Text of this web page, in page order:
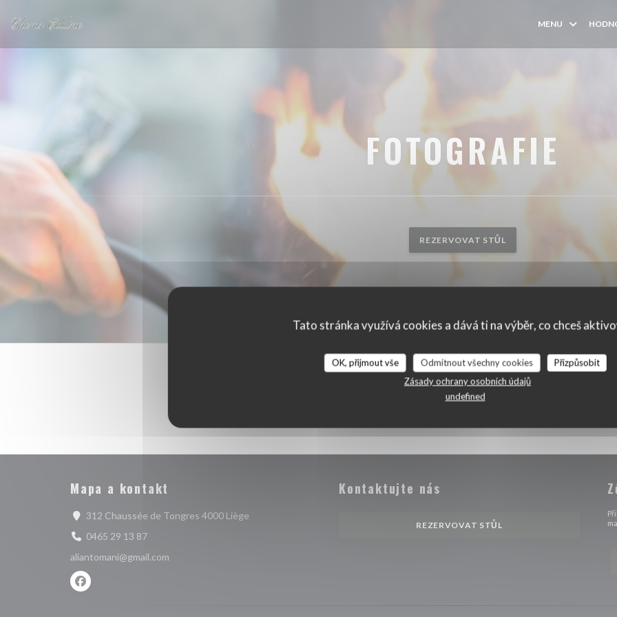
Tato stránka využívá cookies a dává ti na výběr, co chceš
OK, přijmout vše Odmítnout všechny cookies
Přizpůsobit
Zásady ochrany osobních údajů
undefined
MENU
FOTOGRAFIE
REZERVOVAT STŮL
Mapa a kontakt
312 Chaussée de Tongres 4000 Liège
0465 29 13 87
aliantomani@gmail.com
Facebook ((otevře se v novém okně))
Kontaktujte nás
REZERVOVAT STŮL